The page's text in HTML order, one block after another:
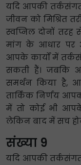
यदि आपकी
जीवन को मिश्रित
स्वप्निल दोनों
मांग के आधार पर
आपके कार्यों में
सकती हैं। जबकि
समर्थन किया है,
तार्किक निर्णय
में तो कोई भी
लेकिन बाद में सच होने
संख्या 9
यदि आपकी तर्कसंगत